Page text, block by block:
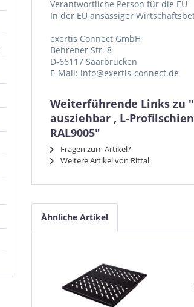
Verantwortliche Person für die EU
In der EU ansässiger
exertis Connect GmbH
Behrener Str. 8
D-66117 Saarbrücken
E-Mail: info@exertis-connect.de
Weiterführende Links zu
ausziehbar , L-
RAL9005"
Fragen zum Artikel?
Weitere Artikel von Rittal
Ähnliche Artikel